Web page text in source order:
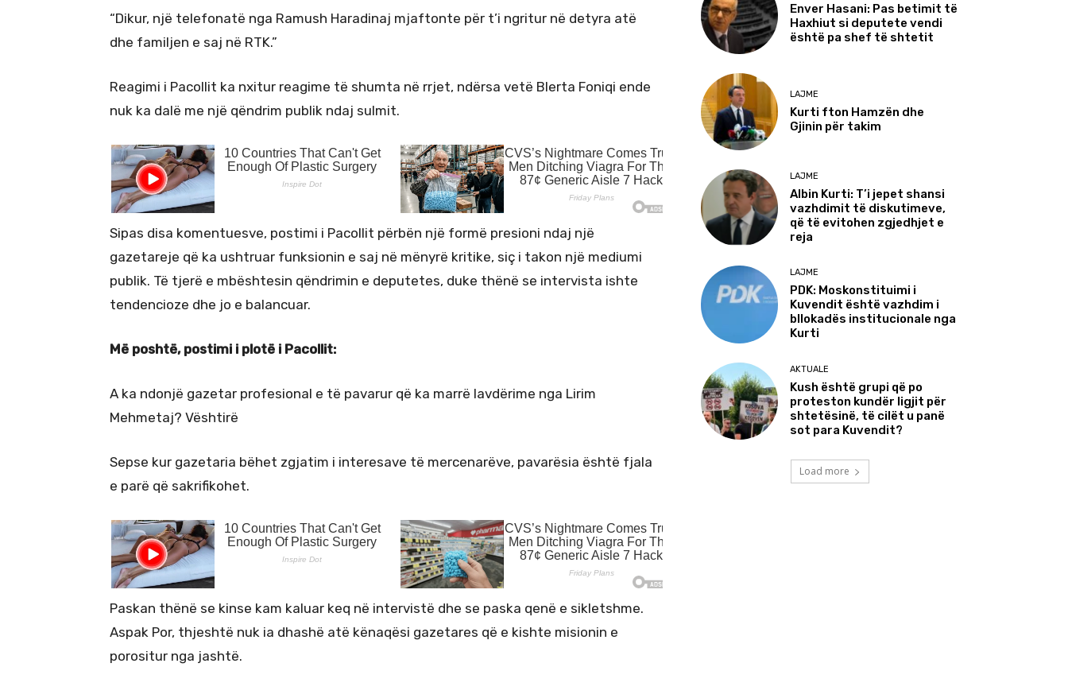
“Dikur, një telefonatë nga Ramush Haradinaj mjaftonte për t’i ngritur në detyra atë
dhe familjen e saj në RTK.”
Reagimi i Pacollit ka nxitur reagime të shumta në rrjet, ndërsa vetë Blerta Foniqi ende
nuk ka dalë me një qëndrim publik ndaj sulmit.
Sipas disa komentuesve, postimi i Pacollit përbën një formë presioni ndaj një
gazetareje që ka ushtruar funksionin e saj në mënyrë kritike, siç i takon një mediumi
publik. Të tjerë e mbështesin qëndrimin e deputetes, duke thënë se intervista ishte
tendencioze dhe jo e balancuar.
Më poshtë, postimi i plotë i Pacollit:
A ka ndonjë gazetar profesional e të pavarur që ka marrë lavdërime nga Lirim
Mehmetaj? Vështirë
Sepse kur gazetaria bëhet zgjatim i interesave të mercenarëve, pavarësia është fjala
e parë që sakrifikohet.
Paskan thënë se kinse kam kaluar keq në intervistë dhe se paska qenë e sikletshme.
Aspak Por, thjeshtë nuk ia dhashë atë kënaqësi gazetares që e kishte misionin e
porositur nga jashtë.
Enver Hasani: Pas betimit të
Haxhiut si deputete vendi
është pa shef të shtetit
LAJME
Kurti fton Hamzën dhe
Gjinin për takim
LAJME
Albin Kurti: T’i jepet shansi
vazhdimit të diskutimeve,
që të evitohen zgjedhjet e
reja
LAJME
PDK: Moskonstituimi i
Kuvendit është vazhdim i
bllokadës institucionale nga
Kurti
AKTUALE
Kush është grupi që po
proteston kundër ligjit për
shtetësinë, të cilët u panë
sot para Kuvendit?
Load more